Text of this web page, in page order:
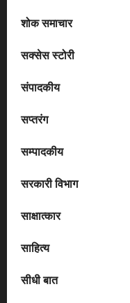
शोक समाचार
सक्सेस स्टोरी
संपादकीय
सप्तरंग
सम्पादकीय
सरकारी विभाग
साक्षात्कार
साहित्य
सीधी बात